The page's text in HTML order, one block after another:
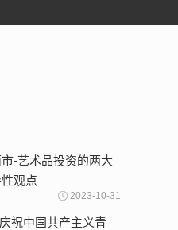
-艺术品投资的两大
观点
2023-10-31
祝中国共产主义青